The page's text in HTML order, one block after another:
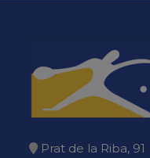
Prat de la Riba, 91